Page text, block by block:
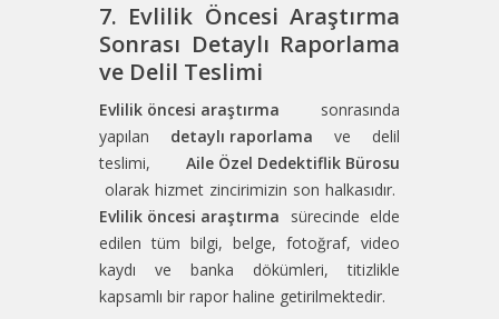
7. Evlilik Öncesi Araştırma
Sonrası Detaylı Raporlama
ve Delil Teslimi
Evlilik öncesi araştırma sonrasında
yapılan detaylı raporlama ve delil
teslimi, Aile Özel Dedektiflik Bürosu
olarak hizmet zincirimizin son halkasıdır.
Evlilik öncesi araştırma sürecinde elde
edilen tüm bilgi, belge, fotoğraf, video
kaydı ve banka dökümleri, titizlikle
kapsamlı bir rapor haline getirilmektedir.